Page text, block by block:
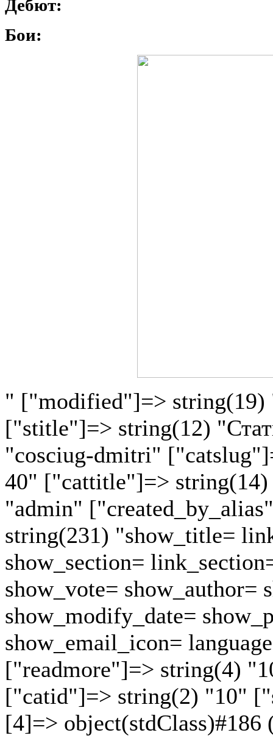
Дебют:
Бои:
" ["modified"]=> string(19)
["stitle"]=> string(12)
"cosciug-dmitri"
40" ["cattitle"]=>
"admin"
string(231) "show_title=
show_section=
show_vote= show_author=
show_modify_date=
show_email_icon=
["readmore"]=> string(4)
["catid"]=> string(2) "10"
[4]=>